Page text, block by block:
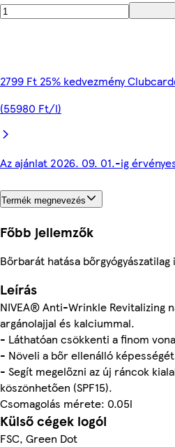
2799 Ft 25% kedvezmény
(55980 Ft/l)
Az ajánlat 2026. 09. 01.-ig
Termék megnevezés
Főbb jellemzők
Bőrbarát hatása bőrgyógyászatilag
Leírás
NIVEA® Anti-Wrinkle Revitalizing
argánolajjal és kalciummal.
- Láthatóan csökkenti a finom
- Növeli a bőr ellenálló
- Segít megelőzni az új ráncok
köszönhetően (SPF15).
Csomagolás mérete: 0.05l
Külső cégek logói
FSC, Green Dot